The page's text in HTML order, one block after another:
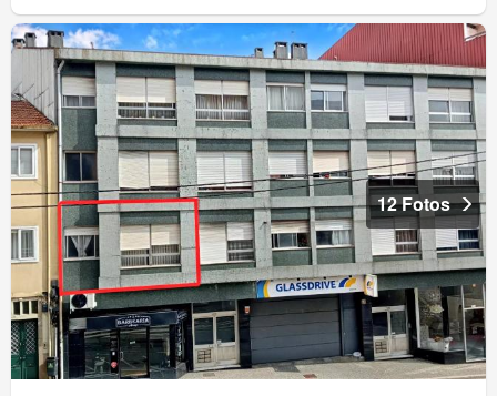
12 Fotos